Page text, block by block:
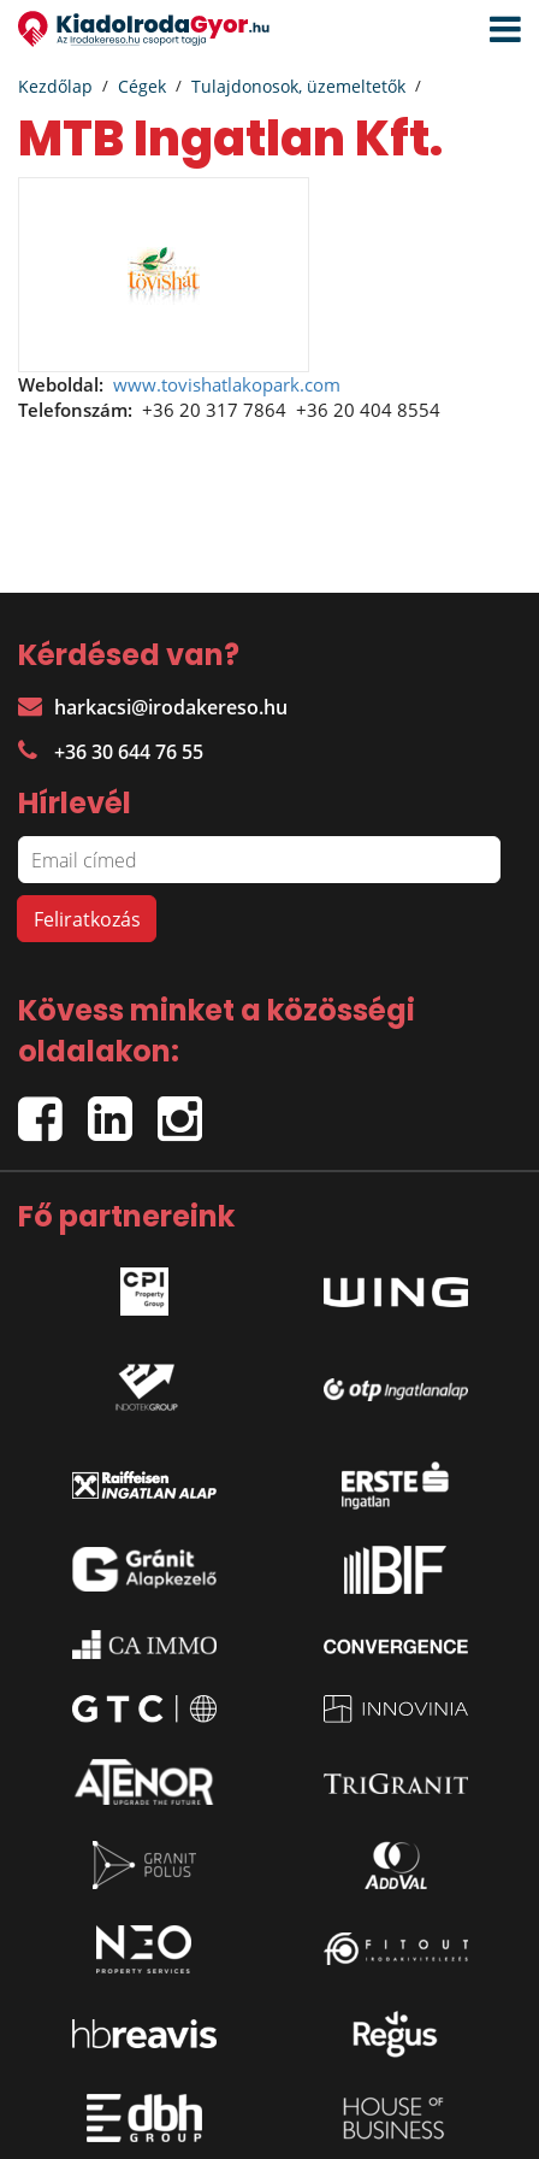
Kezdőlap Cégek Tulajdonosok, üzemeltetők
MTB Ingatlan Kft.
Weboldal: www.tovishatlakopark.com
Telefonszám: +36 20 317 7864 +36 20 404 8554
Kérdésed van?
harkacsi@irodakereso.hu
+36 30 644 76 55
Hírlevél
Kövess minket a közösségi
oldalakon:
Fő partnereink